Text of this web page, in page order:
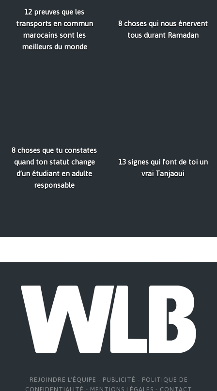
12 preuves que les
transports en commun
marocains sont les
meilleurs du monde
8 choses qui nous énervent
tous durant Ramadan
8 choses que tu constates
quand ton statut change
d’un étudiant en adulte
responsable
13 signes qui font de toi un
vrai Tanjaoui
REJOINDRE L'ÉQUIPE - PUBLICITÉ - POLITIQUE DE
CONFIDENTIALITÉ - MENTIONS LÉGALES - CONTACT